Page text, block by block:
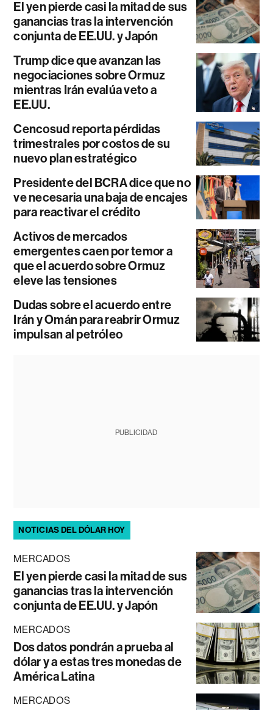
El yen pierde casi la mitad de sus
ganancias tras la intervención
conjunta de EE.UU. y Japón
Trump dice que avanzan las
negociaciones sobre Ormuz
mientras Irán evalúa veto a
EE.UU.
Cencosud reporta pérdidas
trimestrales por costos de su
nuevo plan estratégico
Presidente del BCRA dice que no
ve necesaria una baja de encajes
para reactivar el crédito
Activos de mercados
emergentes caen por temor a
que el acuerdo sobre Ormuz
eleve las tensiones
Dudas sobre el acuerdo entre
Irán y Omán para reabrir Ormuz
impulsan al petróleo
PUBLICIDAD
NOTICIAS DEL DÓLAR HOY
MERCADOS
El yen pierde casi la mitad de sus
ganancias tras la intervención
conjunta de EE.UU. y Japón
MERCADOS
Dos datos pondrán a prueba al
dólar y a estas tres monedas de
América Latina
MERCADOS